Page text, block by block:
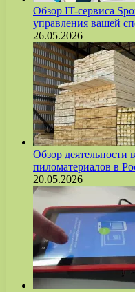
Обзор IT-сервиса
управления вашей
26.05.2026
Обзор деятельности
пиломатериалов в
20.05.2026